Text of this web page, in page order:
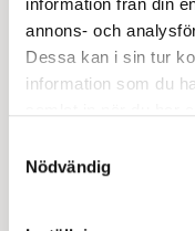
information från din
annons- och
Dessa kan i sin tur
information som du
Nödvändig
Mörk